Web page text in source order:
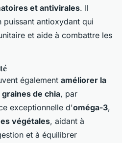
et antivirales. Il
puissant antioxydant qui
et aide à combattre les
également améliorer la
graines de chia, par
exceptionnelle d'oméga-3,
végétales, aidant à
et à équilibrer